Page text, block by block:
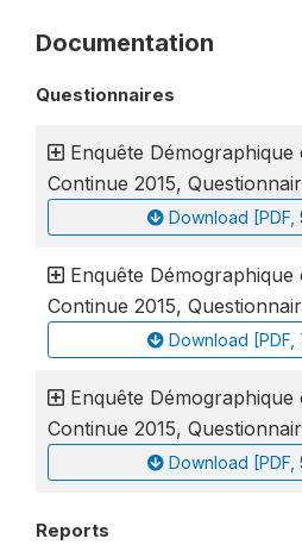
Documentation
Questionnaires
Enquête Démographique
Continue 2015,
Download [PDF,
Enquête Démographique
Continue 2015,
Download [PDF,
Enquête Démographique
Continue 2015,
Download [PDF,
Reports